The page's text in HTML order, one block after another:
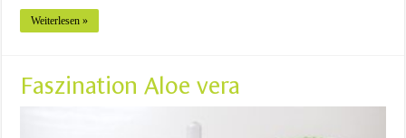
Weiterlesen »
Faszination Aloe vera